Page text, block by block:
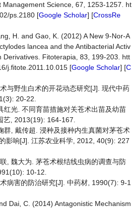
Management Science, 67, 1253-1257. ht
ps.2180 [Google Scholar] [CrossRe
H. and Gao, K. (2012) A New 9-Nor-A
lancea and the Antibacterial Activ
Derivatives. Fitoterapia, 83, 199-203. htt
j.fitote.2011.10.015 [Google Scholar] [C
与野生白术的开花动态研究[J]. 现代中药
20-22.
红光. 不同育苗措施对关苍术出苗及幼苗
艺, 2013(19): 164-167.
群, 戴传超. 浸种及接种内生真菌对茅苍术
影响[J]. 江苏农业科学, 2012, 40(9): 227
, 魏大为. 茅苍术根结线虫病的调查与防
10-12.
病害的防治研究[J]. 中药材, 1990(7): 9-1
Dai, C. (2014) Antagonistic Mechanism